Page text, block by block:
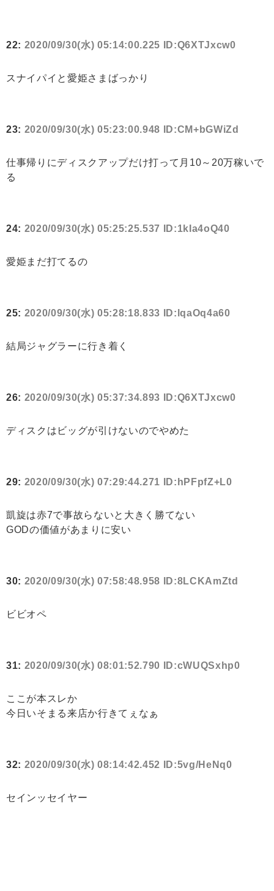
22: 2020/09/30(水) 05:14:00.225 ID:Q6XTJxcw0
スナイパイと愛姫さまばっかり
23: 2020/09/30(水) 05:23:00.948 ID:CM+bGWiZd
仕事帰りにディスクアップだけ打って月10～20万稼いで
る
24: 2020/09/30(水) 05:25:25.537 ID:1kIa4oQ40
愛姫まだ打てるの
25: 2020/09/30(水) 05:28:18.833 ID:lqaOq4a60
結局ジャグラーに行き着く
26: 2020/09/30(水) 05:37:34.893 ID:Q6XTJxcw0
ディスクはビッグが引けないのでやめた
29: 2020/09/30(水) 07:29:44.271 ID:hPFpfZ+L0
凱旋は赤7で事故らないと大きく勝てない
GODの価値があまりに安い
30: 2020/09/30(水) 07:58:48.958 ID:8LCKAmZtd
ビビオペ
31: 2020/09/30(水) 08:01:52.790 ID:cWUQSxhp0
ここが本スレか
今日いそまる来店か行きてぇなぁ
32: 2020/09/30(水) 08:14:42.452 ID:5vg/HeNq0
セインッセイヤー